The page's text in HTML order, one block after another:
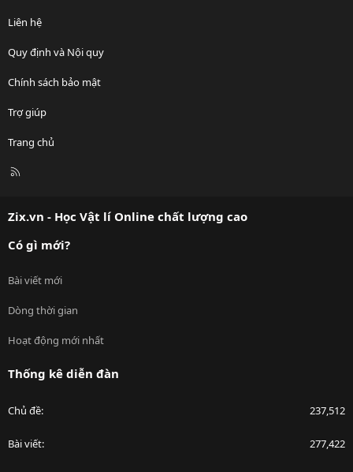
Liên hệ
Quy định và Nội quy
Chính sách bảo mật
Trợ giúp
Trang chủ
R
Zix.vn - Học Vật lí Online chất lượng cao
Có gì mới?
Bài viết mới
Dòng thời gian
Hoạt động mới nhất
Thống kê diễn đàn
Chủ đề 237,512
Bài viết 277,422